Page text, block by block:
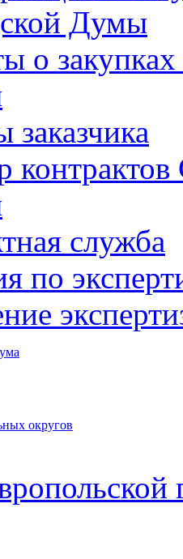
Думы
о
заказчика
служба
по
округов